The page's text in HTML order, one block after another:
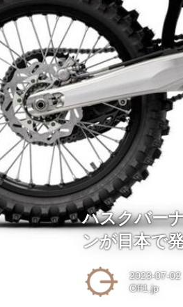
ハスクバー
ンが日本で
2023-07-02
Off1.jp